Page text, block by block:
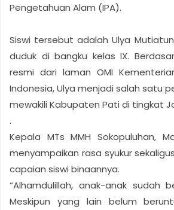
Pengetahuan Alam (IPA).
Siswi tersebut adalah Ulya
duduk di bangku kelas IX.
resmi dari laman OMI
Indonesia, Ulya menjadi salah satu
mewakili Kabupaten Pati di tingkat
.
Kepala MTs MMH Sokopuluhan,
menyampaikan rasa syukur
capaian siswi binaannya.
“Alhamdulillah, anak-anak sudah
Meskipun yang lain belum